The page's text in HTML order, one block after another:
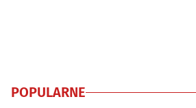
POPULARNE